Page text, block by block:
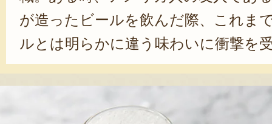
が造ったビールを飲んだ際、これま
ルとは明らかに違う味わいに衝撃を
をきっかけに、ビール醸造家を目指
初めは右も左も分からず、地道に情
日々。都内のブリューパブに勤めな